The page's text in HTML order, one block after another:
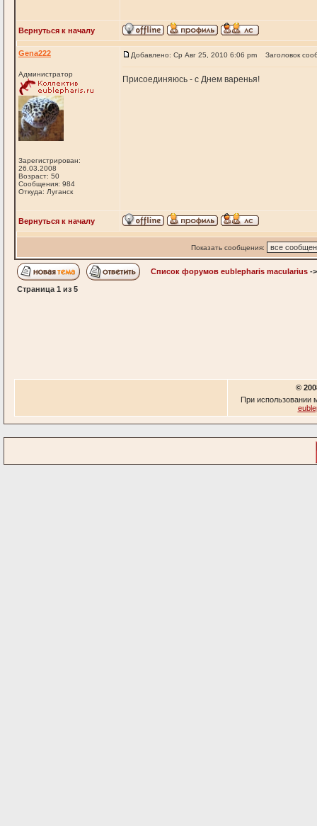
Вернуться к началу
Gena222
Администратор
Зарегистрирован:
26.03.2008
Возраст: 50
Сообщения: 984
Откуда: Луганск
Добавлено: Ср Авг 25, 2010 6:06 pm Заголовок
Присоединяюсь - с Днем варенья!
Вернуться к началу
Показать сообщения:
Список форумов eublepharis macularius -
Страница 1 из 5
©
При использовании